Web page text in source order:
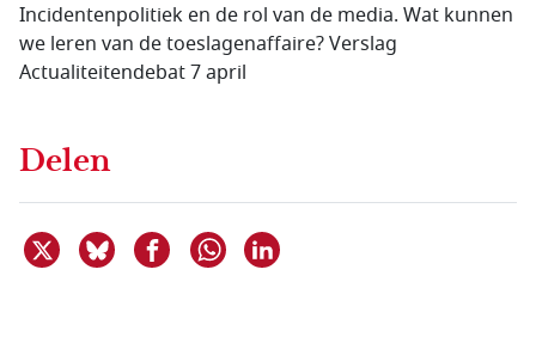
Incidentenpolitiek en de rol van de media. Wat kunnen
we leren van de toeslagenaffaire? Verslag
Actualiteitendebat 7 april
Delen
Deel dit item op X
Deel dit item op Bluesky
Deel dit item op Facebook
Delen via WhatsApp